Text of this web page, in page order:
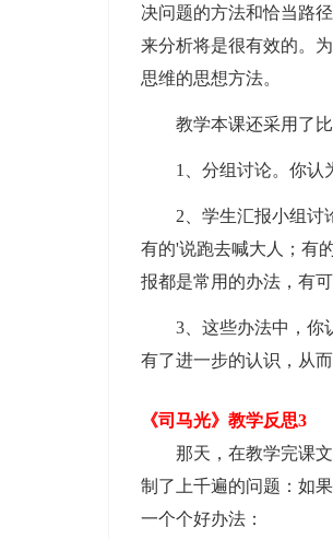
决问题的方法和恰当路
来分析将是很有效的。
思维的思想方法。
教学本课还采用了比
1、分组讨论。你认为
2、学生汇报小组讨论
有的'说跑去喊大人；有
报都是常用的办法，有
3、这些办法中，你认
有了进一步的认识，从
《司马光》教学反思3
那天，在教学完课文
制了上千遍的问题：如
一个个好办法：